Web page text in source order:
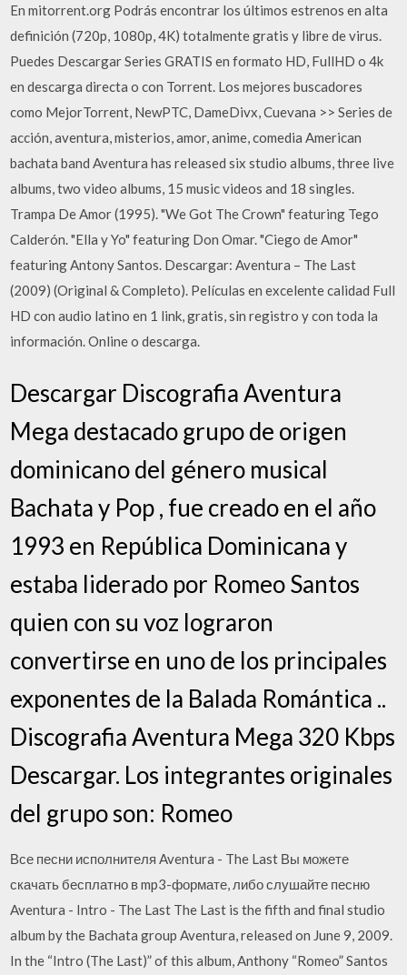
En mitorrent.org Podrás encontrar los últimos estrenos en alta
definición (720p, 1080p, 4K) totalmente gratis y libre de virus.
Puedes Descargar Series GRATIS en formato HD, FullHD o 4k
en descarga directa o con Torrent. Los mejores buscadores
como MejorTorrent, NewPTC, DameDivx, Cuevana >> Series de
acción, aventura, misterios, amor, anime, comedia American
bachata band Aventura has released six studio albums, three live
albums, two video albums, 15 music videos and 18 singles.
Trampa De Amor (1995). "We Got The Crown" featuring Tego
Calderón. "Ella y Yo" featuring Don Omar. "Ciego de Amor"
featuring Antony Santos. Descargar: Aventura – The Last
(2009) (Original & Completo). Películas en excelente calidad Full
HD con audio latino en 1 link, gratis, sin registro y con toda la
información. Online o descarga.
Descargar Discografia Aventura
Mega destacado grupo de origen
dominicano del género musical
Bachata y Pop , fue creado en el año
1993 en República Dominicana y
estaba liderado por Romeo Santos
quien con su voz lograron
convertirse en uno de los principales
exponentes de la Balada Romántica ..
Discografia Aventura Mega 320 Kbps
Descargar. Los integrantes originales
del grupo son: Romeo
Все песни исполнителя Aventura - The Last Вы можете
скачать бесплатно в mp3-формате, либо слушайте песню
Aventura - Intro - The Last The Last is the fifth and final studio
album by the Bachata group Aventura, released on June 9, 2009.
In the “Intro (The Last)” of this album, Anthony “Romeo” Santos